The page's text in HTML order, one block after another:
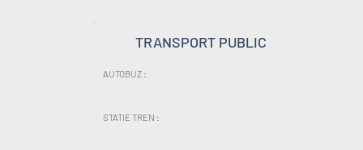
TRANSPORT PUBLIC
AUTOBUZ :
STATIE TREN :